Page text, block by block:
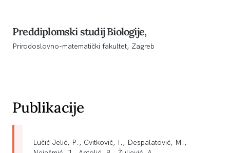
Preddiplomski studij Biologije,
Prirodoslovno-matematički fakultet, Zagreb
Publikacije
Lučić Jelić, P., Cvitković, I., Despalatović, M.,